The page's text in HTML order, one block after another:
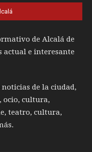
de Alcalá de
actual e interesante
de la ciudad,
ocio, cultura,
teatro, cultura,